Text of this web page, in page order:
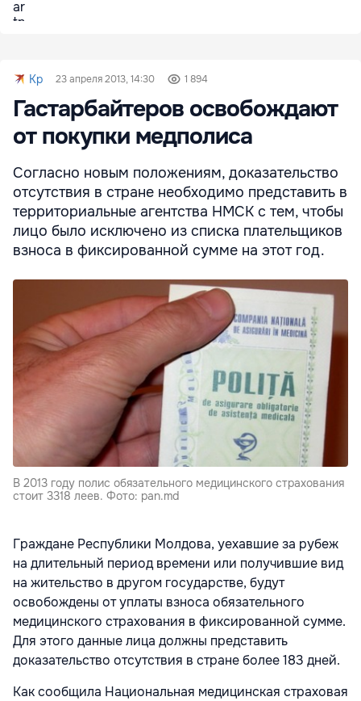
Kp 23 апреля 2013, 14:30 1 894
Гастарбайтеров освобождают
от покупки медполиса
Согласно новым положениям, доказательство
отсутствия в стране необходимо представить в
территориальные агентства НМСК с тем, чтобы
лицо было исключено из списка плательщиков
взноса в фиксированной сумме на этот год.
В 2013 году полис обязательного медицинского страхования
стоит 3318 леев. Фото: pan.md
Граждане Республики Молдова, уехавшие за рубеж
на длительный период времени или получившие вид
на жительство в другом государстве, будут
освобождены от уплаты взноса обязательного
медицинского страхования в фиксированной сумме.
Для этого данные лица должны представить
доказательство отсутствия в стране более 183 дней.
Как сообщила Национальная медицинская страховая